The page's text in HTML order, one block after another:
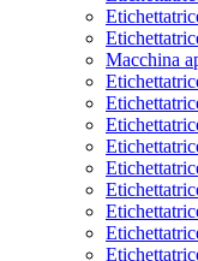
Macchina